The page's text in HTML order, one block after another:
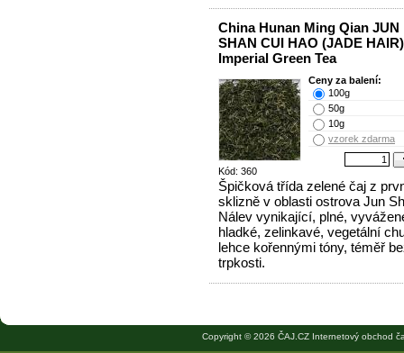
China Hunan Ming Qian JUN
SHAN CUI HAO (JADE HAIR)
Imperial Green Tea
Kód: 360
Ceny za balení:
100g
50g
10g
vzorek zdarma
Špičková třída zelené čaj z
sklizně v oblasti ostrova Jun
Nálev vynikající, plné,
hladké, zelinkavé, vegetální
lehce kořennými tóny, téměř
trpkosti.
Copyright © 2026 ČAJ.CZ Internetový obchod